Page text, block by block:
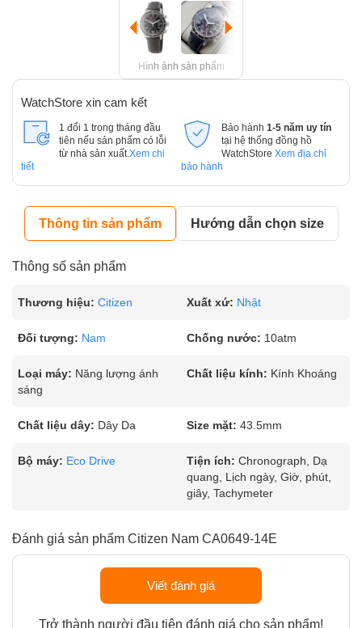
Hình ảnh sản phẩm
WatchStore xin cam kết
1 đổi 1 trong tháng đầu
tiên nếu sản phẩm có lỗi
từ nhà sản xuất. Xem chi
tiết
Bảo hành 1-5 năm uy tín
tại hệ thống đồng hồ
WatchStore Xem địa chỉ
bảo hành
Thông tin sản phẩm Hướng dẫn chọn size
Thông số sản phẩm
Thương hiệu: Citizen Xuất xứ: Nhật
Đối tượng: Nam Chống nước: 10atm
Loại máy: Năng lượng ánh
sáng
Chất liệu kính: Kính Khoáng
Chất liệu dây: Dây Da Size mặt: 43.5mm
Bộ máy: Eco Drive Tiện ích: Chronograph, Dạ
quang, Lịch ngày, Giờ, phút,
giây, Tachymeter
Đánh giá sản phẩm Citizen Nam CA0649-14E
Viết đánh giá
Trở thành người đầu tiên đánh giá cho sản phẩm!